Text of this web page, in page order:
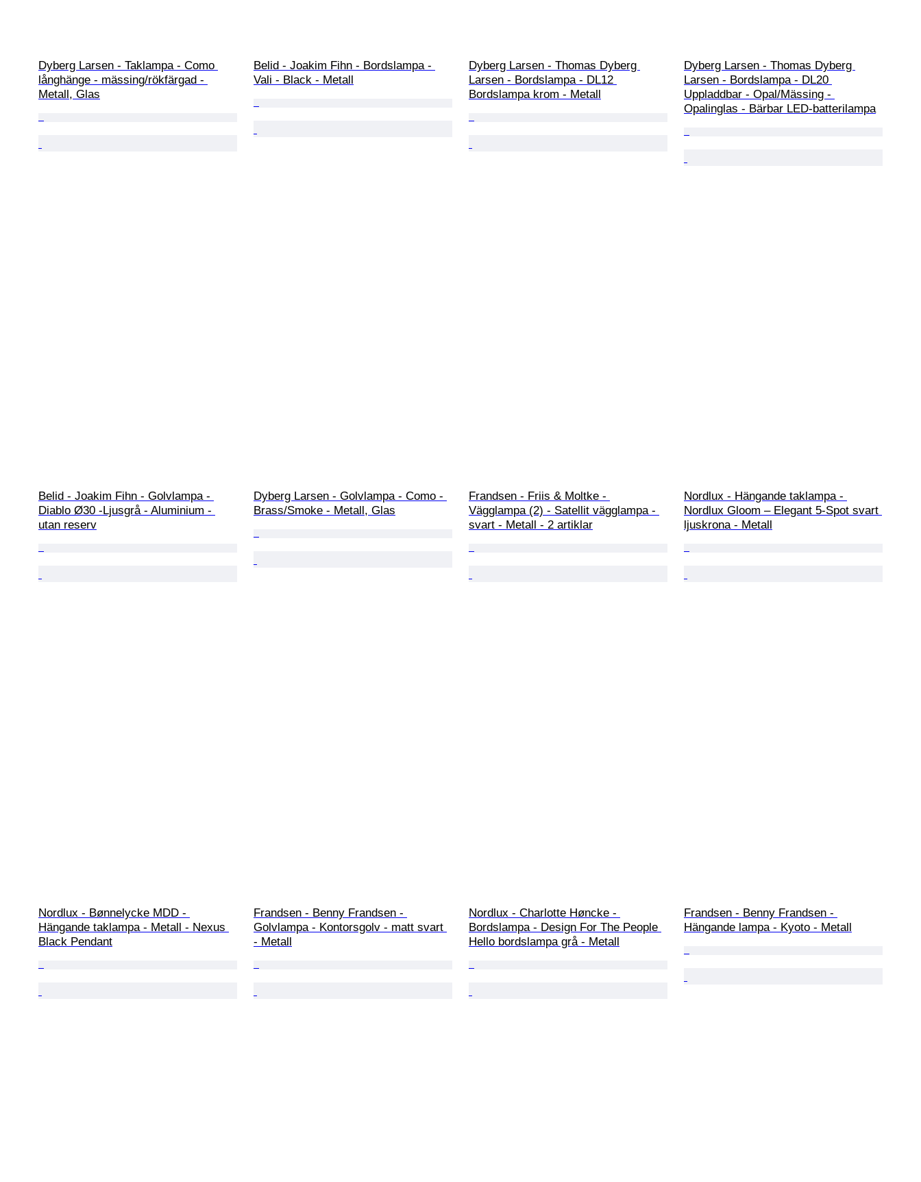
Dyberg Larsen - Taklampa - Como
långhänge - mässing/rökfärgad -
Metall, Glas
Belid - Joakim Fihn - Bordslampa -
Vali - Black - Metall
Dyberg Larsen - Thomas Dyberg
Larsen - Bordslampa - DL12
Bordslampa krom - Metall
Dyberg Larsen - Thomas Dyberg
Larsen - Bordslampa - DL20
Uppladdbar - Opal/Mässing -
Opalinglas - Bärbar LED-batterilampa
Belid - Joakim Fihn - Golvlampa -
Diablo Ø30 -Ljusgrå - Aluminium -
utan reserv
Dyberg Larsen - Golvlampa - Como -
Brass/Smoke - Metall, Glas
Frandsen - Friis & Moltke -
Vägglampa (2) - Satellit vägglampa -
svart - Metall - 2 artiklar
Nordlux - Hängande taklampa -
Nordlux Gloom – Elegant 5-Spot svart
ljuskrona - Metall
Nordlux - Bønnelycke MDD -
Hängande taklampa - Metall - Nexus
Black Pendant
Frandsen - Benny Frandsen -
Golvlampa - Kontorsgolv - matt svart
- Metall
Nordlux - Charlotte Høncke -
Bordslampa - Design For The People
Hello bordslampa grå - Metall
Frandsen - Benny Frandsen -
Hängande lampa - Kyoto - Metall